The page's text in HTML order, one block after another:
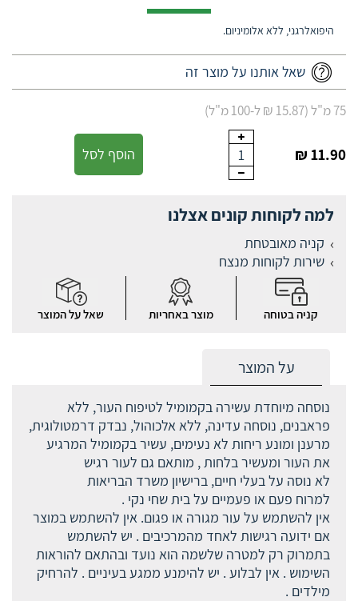
היפואלרגני, ללא אלומיניום.
שאל אותנו על מוצר זה
75 מ"ל (15.87 ₪ ל-100 מ"ל)
11.90 ₪
1 הוסף לסל
למה לקוחות קונים אצלנו
קניה מאובטחת
שירות לקוחות מנצח
קניה בטוחה מוצר באחריות שאל על המוצר
על המוצר
נוסחה מיוחדת עשירה בקמומיל לטיפוח העור, ללא
פראבנים, נוסחה עדינה, ללא אלכוהול, נבדק דרמטולוגית,
מרענן ומונע ריחות לא נעימים, עשיר בקמומיל המרגיע
את העור ומעשיר בלחות , מותאם גם לעור רגיש
לא נוסה על בעלי חיים, ברישיון משרד הבריאות
למרוח פעם או פעמיים על בית שחי נקי .
אין להשתמש על עור מגורה או פגום. אין להשתמש במוצר
אם ידועה רגישות לאחד מהמרכיבים . יש להשתמש
בתמרוק רק למטרה שלשמה הוא נועד ובהתאם להוראות
השימוש . אין לבלוע . יש להימנע ממגע בעיניים . להרחיק
מילדים .